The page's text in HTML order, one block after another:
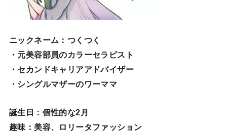
ニックネーム ：つくつく
・元美容部員のカラーセラピスト
・セカンドキャリアアドバイザー
・シングルマザーのワーママ
誕生日 ：個性的な2月
趣味 ：美容、ロリータファッション